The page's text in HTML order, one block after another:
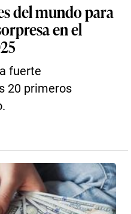
del mundo para
en el
fuerte
20 primeros